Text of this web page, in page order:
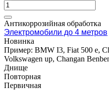
Антикоррозийная обработка
Электромобили до 4 метров
Новинка
Пример: BMW I3, Fiat 500 e,
Volkswagen up, Changan
Днище
Повторная
Первичная